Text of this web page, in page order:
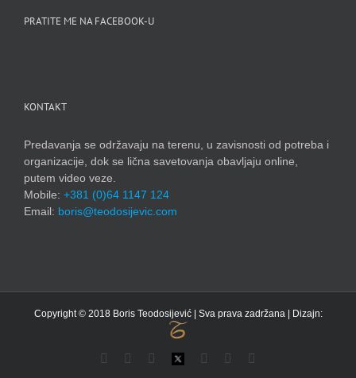
PRATITE ME NA FACEBOOK-U
KONTAKT
Predavanja se održavaju na terenu, u zavisnosti od potreba i
organizacije, dok se lična savetovanja obavljaju online,
putem video veze.
Mobile: +381 (0)64 1147 124
Email: boris@teodosijevic.com
Copyright © 2018 Boris Teodosijević | Sva prava zadržana | Dizajn:
FacebookYouTubeInstagram
X LinkedIn
Flickr